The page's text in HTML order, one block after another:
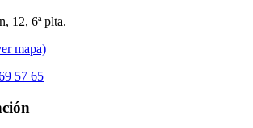
12, 6ª plta.
mapa)
57 65